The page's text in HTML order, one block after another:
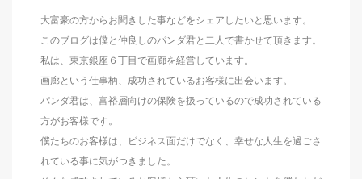
大富豪の方からお聞きした事などをシェアしたいと思います。
このブログは僕と仲良しのパンダ君と二人で書かせて頂きます。
私は、東京銀座６丁目で画廊を経営しています。
画廊という仕事柄、成功されているお客様に出会います。
パンダ君は、富裕層向けの保険を扱っているので成功されている
方がお客様です。
僕たちのお客様は、ビジネス面だけでなく、幸せな人生を過ごさ
れている事に気がつきました。